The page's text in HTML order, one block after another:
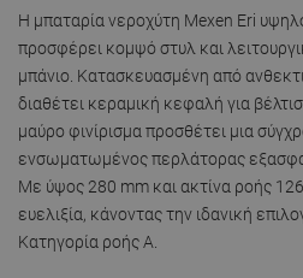
Η μπαταρία νεροχύτη Mexen Eri
προσφέρει κομψό στυλ και
μπάνιο. Κατασκευασμένη από
διαθέτει κεραμική κεφαλή για
μαύρο φινίρισμα προσθέτει μια
ενσωματωμένος περλάτορας
Με ύψος 280 mm και ακτίνα ροής 126
ευελιξία, κάνοντας την ιδανική
Κατηγορία ροής Α.